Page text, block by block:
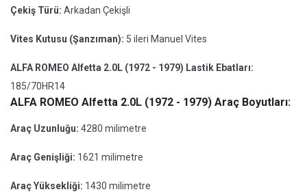
Çekiş Türü: Arkadan Çekişli
Vites Kutusu (Şanzıman): 5 ileri Manuel Vites
ALFA ROMEO Alfetta 2.0L (1972 - 1979) Lastik Ebatları:
185/70HR14
ALFA ROMEO Alfetta 2.0L (1972 - 1979) Araç Boyutları:
Araç Uzunluğu: 4280 milimetre
Araç Genişliği: 1621 milimetre
Araç Yüksekliği: 1430 milimetre